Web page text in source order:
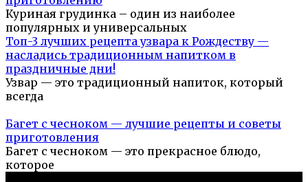
Куриная грудинка – один из наиболее
популярных и универсальных
Топ-3 лучших рецепта узвара к Рождеству —
насладись традиционным напитком в
праздничные дни!
Узвар — это традиционный напиток, который
всегда
Багет с чесноком — лучшие рецепты и советы
приготовления
Багет с чесноком — это прекрасное блюдо,
которое